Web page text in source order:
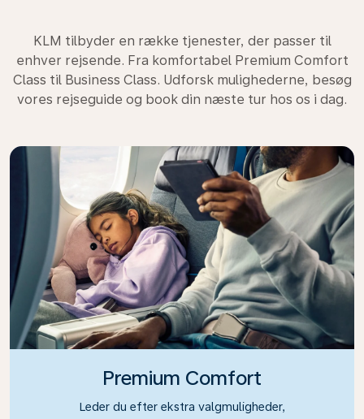
KLM tilbyder en række tjenester, der passer til
enhver rejsende. Fra komfortabel Premium Comfort
Class til Business Class. Udforsk mulighederne, besøg
vores rejseguide og book din næste tur hos os i dag.
Premium Comfort
Leder du efter ekstra valgmuligheder,